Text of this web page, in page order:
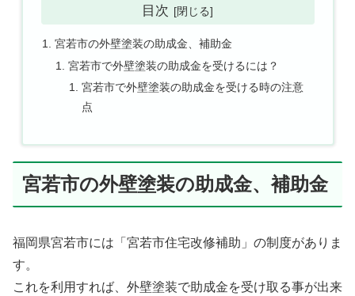
目次
宮若市の外壁塗装の助成金、補助金
宮若市で外壁塗装の助成金を受けるには？
宮若市で外壁塗装の助成金を受ける時の注意
点
宮若市の外壁塗装の助成金、補助金
福岡県宮若市には「宮若市住宅改修補助」の制度がありま
す。
これを利用すれば、外壁塗装で助成金を受け取る事が出来